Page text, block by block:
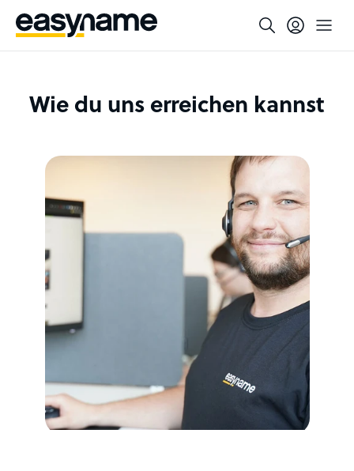
Wie du uns erreichen kannst